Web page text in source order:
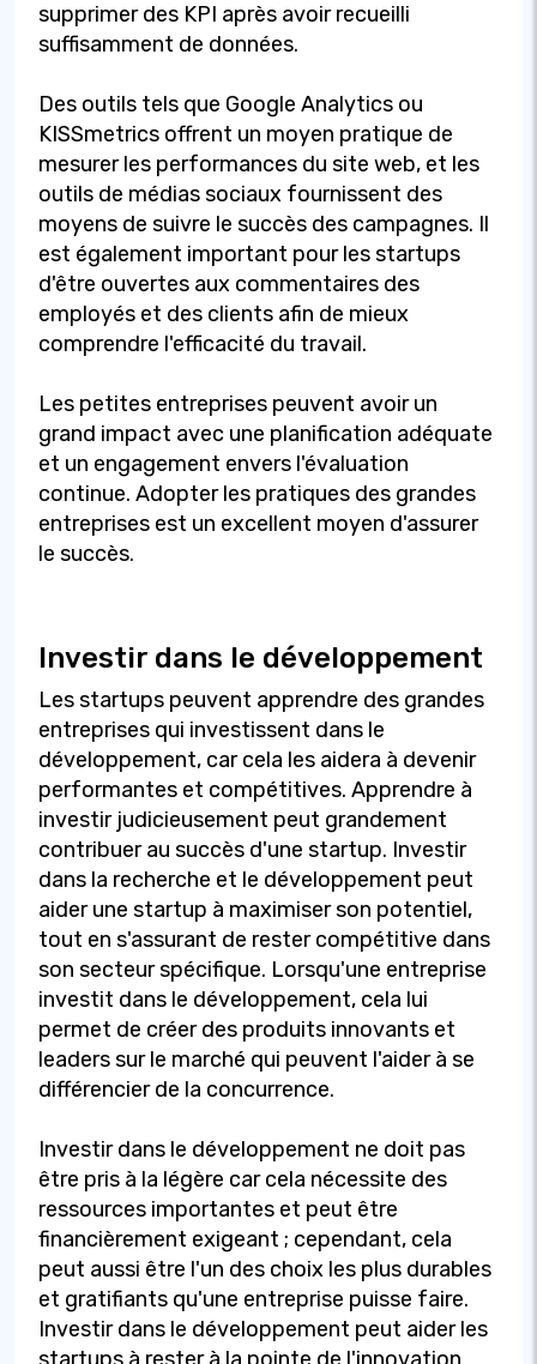
supprimer des KPI après avoir recueilli
suffisamment de données.
Des outils tels que Google Analytics ou
KISSmetrics offrent un moyen pratique de
mesurer les performances du site web, et les
outils de médias sociaux fournissent des
moyens de suivre le succès des campagnes. Il
est également important pour les startups
d'être ouvertes aux commentaires des
employés et des clients afin de mieux
comprendre l'efficacité du travail.
Les petites entreprises peuvent avoir un
grand impact avec une planification adéquate
et un engagement envers l'évaluation
continue. Adopter les pratiques des grandes
entreprises est un excellent moyen d'assurer
le succès.
Investir dans le développement
Les startups peuvent apprendre des grandes
entreprises qui investissent dans le
développement, car cela les aidera à devenir
performantes et compétitives. Apprendre à
investir judicieusement peut grandement
contribuer au succès d'une startup. Investir
dans la recherche et le développement peut
aider une startup à maximiser son potentiel,
tout en s'assurant de rester compétitive dans
son secteur spécifique. Lorsqu'une entreprise
investit dans le développement, cela lui
permet de créer des produits innovants et
leaders sur le marché qui peuvent l'aider à se
différencier de la concurrence.
Investir dans le développement ne doit pas
être pris à la légère car cela nécessite des
ressources importantes et peut être
financièrement exigeant ; cependant, cela
peut aussi être l'un des choix les plus durables
et gratifiants qu'une entreprise puisse faire.
Investir dans le développement peut aider les